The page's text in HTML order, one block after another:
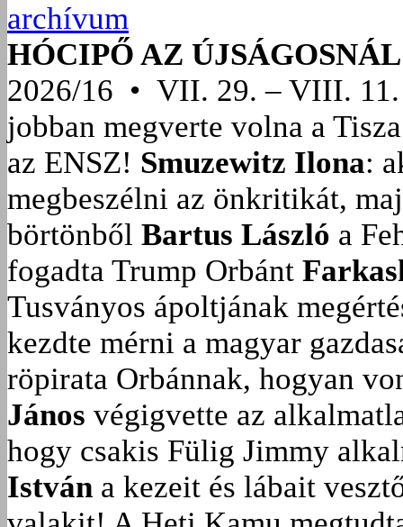
archívum
HÓCIPŐ AZ ÚJSÁGOSNÁL
2026/16 • VII. 29. – VIII. 11.
jobban megverte volna a
az ENSZ! Smuzewitz Ilona:
megbeszélni az önkritikát,
börtönből Bartus László a
fogadta Trump Orbánt
Tusványos ápoltjának
kezdte mérni a magyar
röpirata Orbánnak, hogyan
János végigvette az
hogy csakis Fülig Jimmy
István a kezeit és lábait